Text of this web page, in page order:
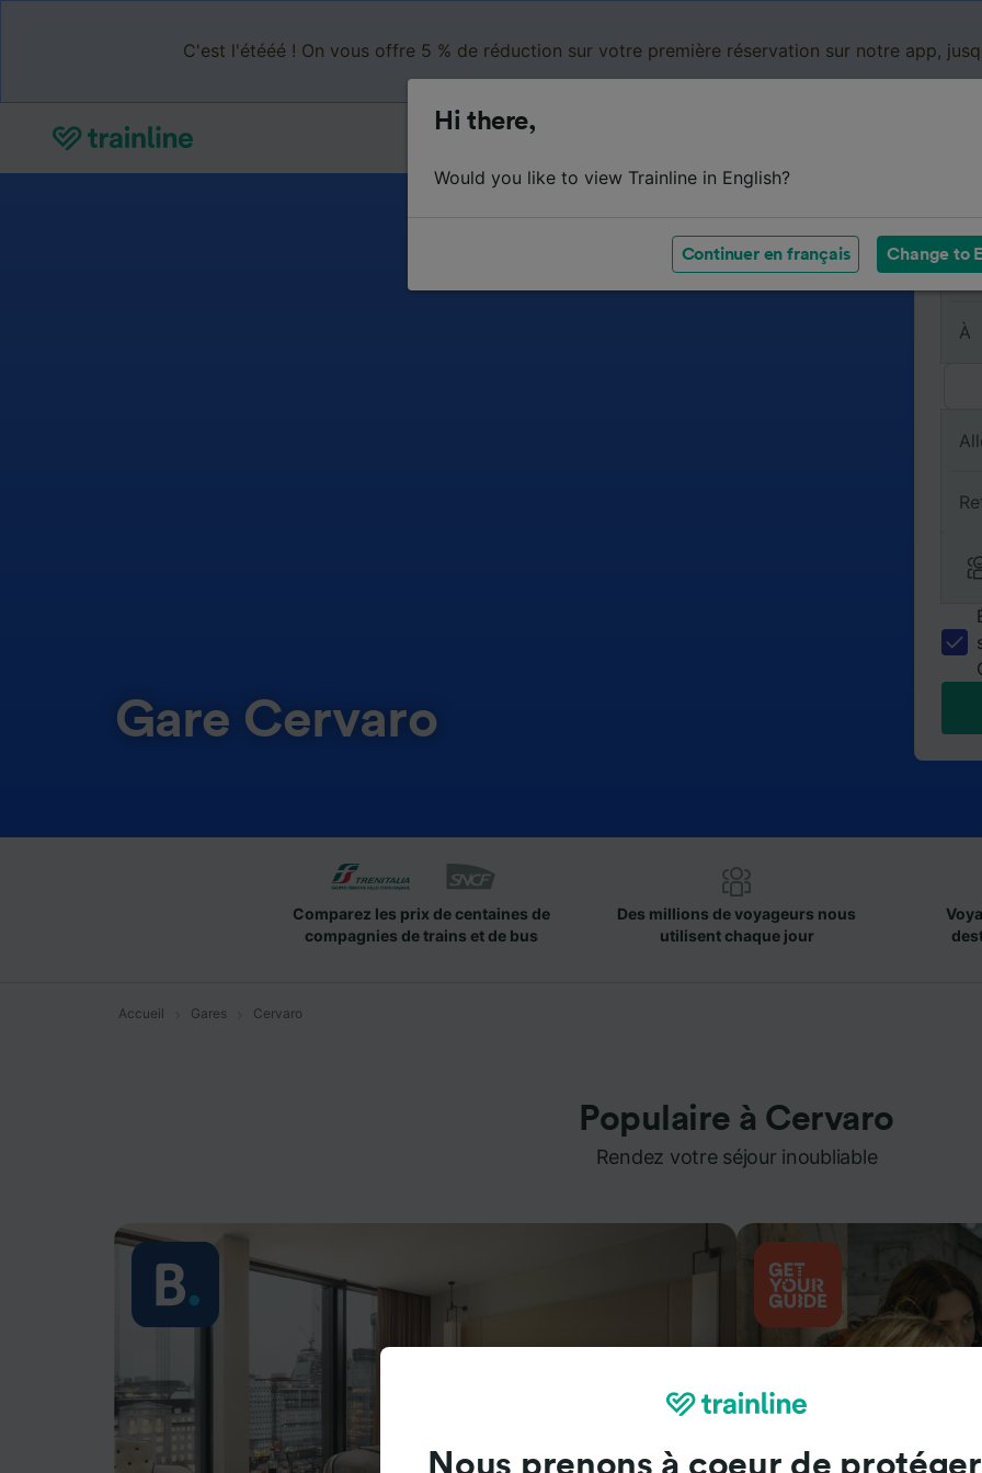
C'est l'étééé ! On vous offre 5 % de réduction sur votre première réservation sur notre app,
Gare Cervaro
De
À
Comparez les prix de centaines de
compagnies de trains et de bus
Des millions de voyageurs nous
utilisent chaque jour
Accueil Gares Cervaro
Populaire à Cervaro
Rendez votre séjour inoubliable
Hi there,
Would you like to view Trainline in English?
Continuer en français Change to
Nous prenons à coeur de